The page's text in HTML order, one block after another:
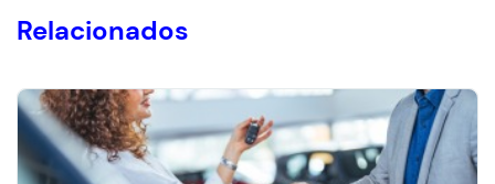
Relacionados